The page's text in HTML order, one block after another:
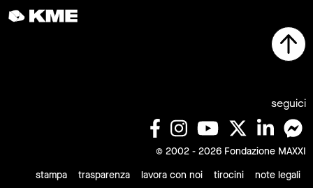
seguici
© 2002 - 2026 Fondazione MAXXI
stampa
trasparenza lavora con noi tirocini note legali